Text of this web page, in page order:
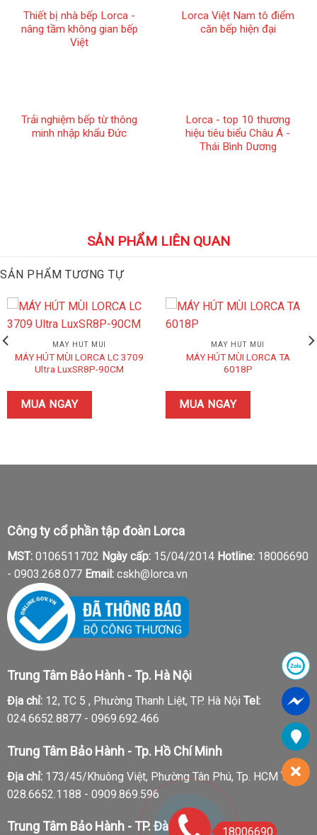
Thiết bị nhà bếp Lorca -
nâng tầm không gian bếp
Việt
Lorca Việt Nam tô điểm
căn bếp hiện đại
Trải nghiệm bếp từ thông
minh nhập khẩu Đức
Lorca - top 10 thương
hiệu tiêu biểu Châu Á -
Thái Bình Dương
SẢN PHẨM LIÊN QUAN
SẢN PHẨM TƯƠNG TỰ
MÁY HÚT MÙI
MÁY HÚT MÙI LORCA LC 3709
Ultra LuxSR8P-90CM
MUA NGAY
MÁY HÚT MÙI
MÁY HÚT MÙI LORCA TA
6018P
MUA NGAY
Công ty cổ phần tập đoàn Lorca
MST:0106511702 Ngày cấp:15/04/2014 Hotline:18006690
- 0903.268.077 Email:cskh@lorca.vn
Trung Tâm Bảo Hành - Tp. Hà Nội
Địa chỉ:12, TC 5 , Phường Thanh Liệt, TP. Hà Nội Tel:
024.6652.8877 - 0969.692.466
Trung Tâm Bảo Hành - Tp. Hồ Chí Minh
Địa chỉ:173/45/Khuông Việt, Phường Tân Phú, Tp. HCM Tel:
028.6652.1188 - 0909.869.596
Trung Tâm Bảo Hành - TP. Đà Nẵng 18006690